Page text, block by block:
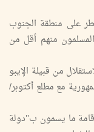
على منطقة الجنوب
لغة الايكَبو ونسبتهم 18% والمسلمون منهم أقل من
من قبيلة الإيبو
مع مطلع أكتوبر/
ما يسمون ب’’دولة